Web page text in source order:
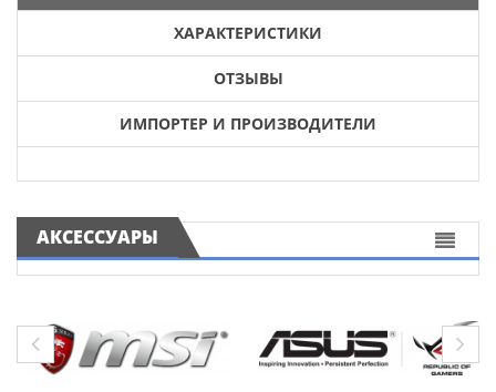
ХАРАКТЕРИСТИКИ
ОТЗЫВЫ
ИМПОРТЕР И ПРОИЗВОДИТЕЛИ
АКСЕССУАРЫ